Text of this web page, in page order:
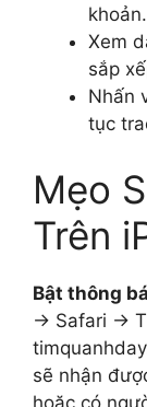
khoản.
Xem
sắp
Nhấn
tục
Mẹo
Trên
Bật thông
→ Safari →
sẽ nhận
hoặc có